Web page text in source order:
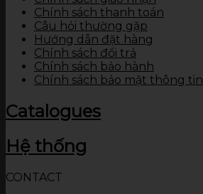
Chính sách thanh toán
Câu hỏi thường gặp
Hướng dẫn đặt hàng
Chính sách đổi trả
Chính sách bảo hành
Chính sách bảo mật thông tin
Catalogues
Hệ thống
CONTACT